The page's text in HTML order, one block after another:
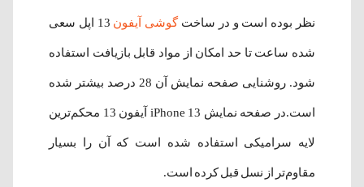
نظر بوده است و در ساختگوشی آیفون 13 اپل سعی
شده ساعت تا حد امکان از مواد قابل بازیافت استفاده
شود. روشنایی صفحه نمایش آن 28 درصد بیشتر شده
است.در صفحه نمایش iPhone 13 آیفون 13 محکم‌ترین
لایه سرامیکی استفاده شده است که آن را بسیار
مقاوم‌تر از نسل قبل کرده است.